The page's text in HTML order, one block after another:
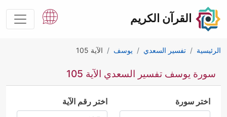
القرآن الكريم
الرئيسية تفسير السعدي يوسف الآية 105
سورة يوسف تفسير السعدي الآية 105
اختر سورة اختر رقم الآية